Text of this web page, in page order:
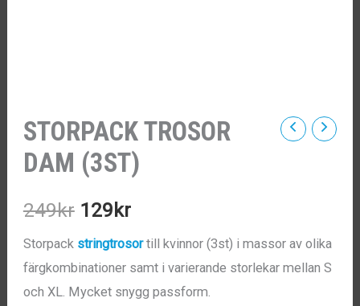
STORPACK TROSOR
DAM (3ST)
249kr Det
ursprungliga
priset
129 krDet
nuvarande
Storpack stringtrosortill kvinnor (3st) i massor av olika
färgkombinationer samt i varierande storlekar mellan S
och XL. Mycket snygg passform.